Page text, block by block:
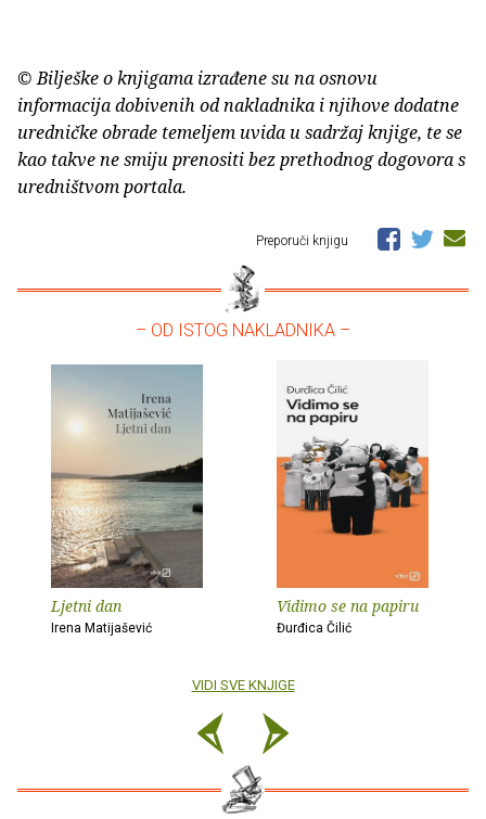
© Bilješke o knjigama izrađene su na osnovu
informacija dobivenih od nakladnika i njihove dodatne
uredničke obrade temeljem uvida u sadržaj knjige, te se
kao takve ne smiju prenositi bez prethodnog dogovora s
uredništvom portala.
Preporuči knjigu
– OD ISTOG NAKLADNIKA –
Ljetni dan
Irena Matijašević
Vidimo se na papiru
Đurđica Čilić
VIDI SVE KNJIGE